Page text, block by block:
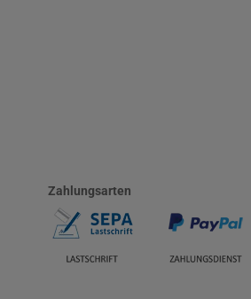
Zahlungsarten